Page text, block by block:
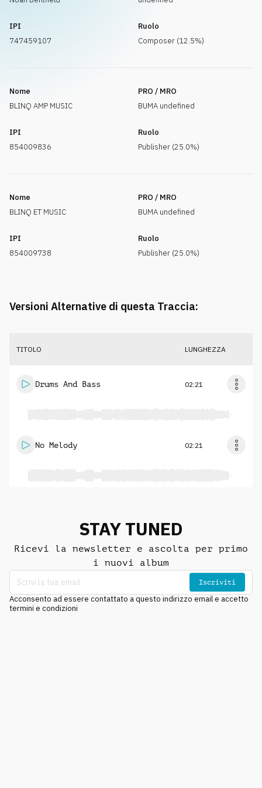
IPI
747459107
Ruolo
Composer (12.5%)
Nome
BLINQ AMP MUSIC
PRO / MRO
BUMA undefined
IPI
854009836
Ruolo
Publisher (25.0%)
Nome
BLINQ ET MUSIC
PRO / MRO
BUMA undefined
IPI
854009738
Ruolo
Publisher (25.0%)
Versioni Alternative di questa Traccia:
TITOLO LUNGHEZZA
Drums And Bass 02:21
No Melody 02:21
STAY TUNED
Ricevi la newsletter e ascolta per primo
i nuovi album
Iscriviti
Acconsento ad essere contattato a questo indirizzo email e accetto
termini e condizioni